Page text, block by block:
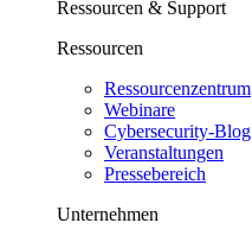
Ressourcen & Support
Ressourcen
Ressourcenzentrum
Webinare
Cybersecurity-Blog
Veranstaltungen
Pressebereich
Unternehmen